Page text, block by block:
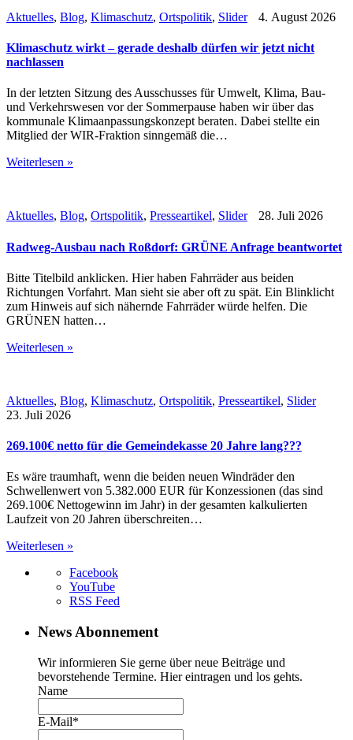
Aktuelles, Blog, Klimaschutz, Ortspolitik, Slider 4. August 2026
Klimaschutz wirkt – gerade deshalb dürfen wir jetzt nicht
nachlassen
In der letzten Sitzung des Ausschusses für Umwelt, Klima, Bau-
und Verkehrswesen vor der Sommerpause haben wir über das
kommunale Klimaanpassungskonzept beraten. Dabei stellte ein
Mitglied der WIR-Fraktion sinngemäß die…
Weiterlesen »
Aktuelles, Blog, Ortspolitik, Presseartikel, Slider 28. Juli 2026
Radweg-Ausbau nach Roßdorf: GRÜNE Anfrage beantwortet
Bitte Titelbild anklicken. Hier haben Fahrräder aus beiden
Richtungen Vorfahrt. Man sieht sie aber oft zu spät. Ein Blinklicht
zum Hinweis auf sich nähernde Fahrräder würde helfen. Die
GRÜNEN hatten…
Weiterlesen »
Aktuelles, Blog, Klimaschutz, Ortspolitik, Presseartikel, Slider
23. Juli 2026
269.100€ netto für die Gemeindekasse 20 Jahre lang???
Es wäre traumhaft, wenn die beiden neuen Windräder den
Schwellenwert von 5.382.000 EUR für Konzessionen (das sind
269.100€ Nettogewinn im Jahr) in der gesamten kalkulierten
Laufzeit von 20 Jahren überschreiten…
Weiterlesen »
Facebook
YouTube
RSS Feed
News Abonnement
Wir informieren Sie gerne über neue Beiträge und
bevorstehende Termine. Hier eintragen und los gehts.
Name
E-Mail*